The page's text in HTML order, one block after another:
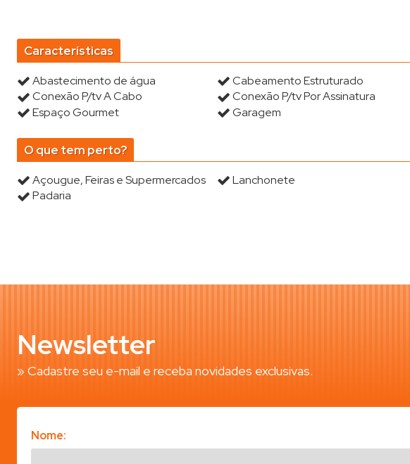
Características
Abastecimento de água Cabeamento Estruturado
Conexão P/tv A Cabo
Conexão P/tv Por Assinatura
Espaço Gourmet
Garagem
O que tem perto?
Açougue, Feiras e Supermercados Lanchonete
Padaria
Newsletter
» Cadastre seu e-mail e receba novidades exclusivas.
Nome: